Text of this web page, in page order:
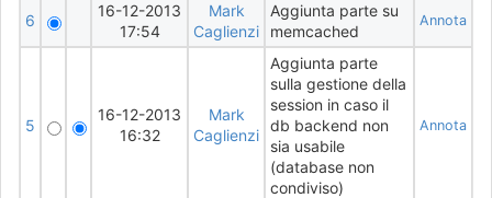
6
16-12-2013
17:54
Mark
Caglienzi
Aggiunta parte su
memcached
Annota
5
16-12-2013
16:32
Mark
Caglienzi
Aggiunta parte
sulla gestione della
session in caso il
db backend non
sia usabile
(database non
condiviso)
Annota